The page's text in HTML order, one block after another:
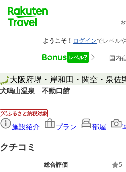
大阪府堺・岸和田・関空・泉佐
犬鳴山温泉 不動口館
ふるさと納税対象
施設紹介 プラン 部屋
クチコミ
総合評価 5